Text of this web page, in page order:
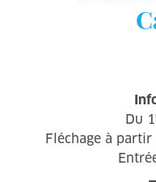
Du 1
Fléchage à partir